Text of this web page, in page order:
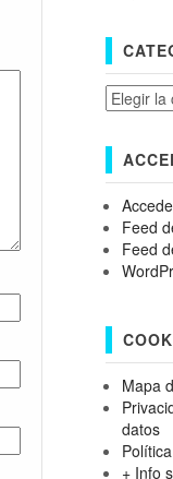
Feed
Feed
Mapa
datos
+ Info